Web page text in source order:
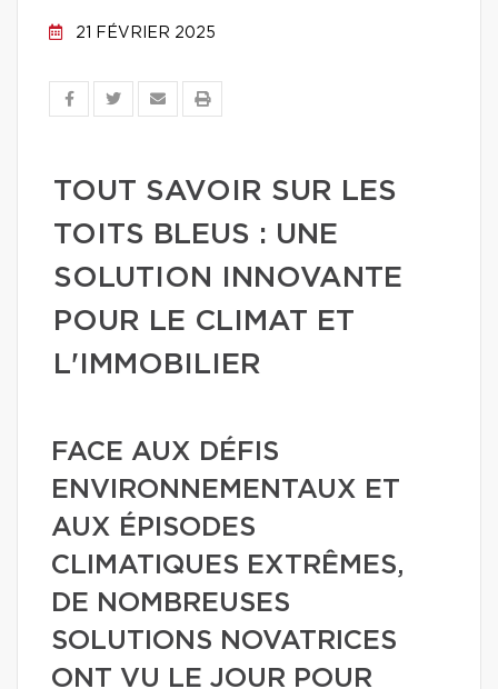
21 FÉVRIER 2025
TOUT SAVOIR SUR LES
TOITS BLEUS : UNE
SOLUTION INNOVANTE
POUR LE CLIMAT ET
L'IMMOBILIER
FACE AUX DÉFIS
ENVIRONNEMENTAUX ET
AUX ÉPISODES
CLIMATIQUES EXTRÊMES,
DE NOMBREUSES
SOLUTIONS NOVATRICES
ONT VU LE JOUR POUR